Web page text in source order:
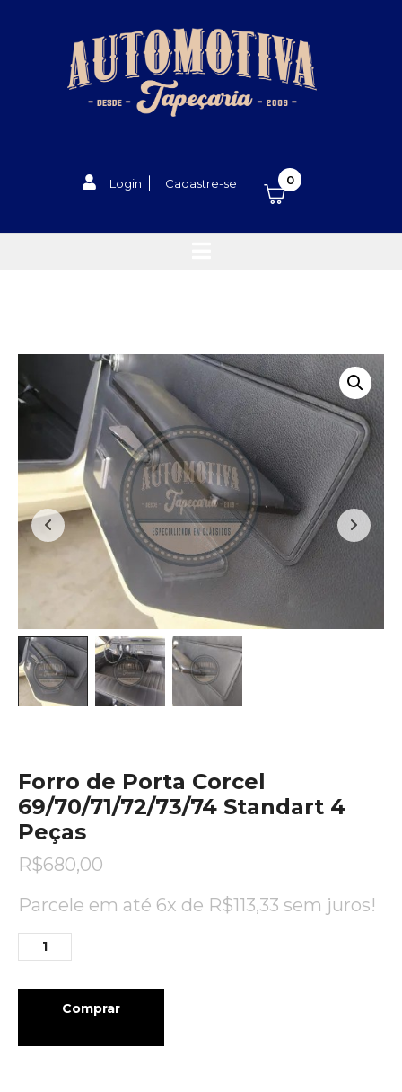
Login Cadastre-se 0
Forro de Porta Corcel
69/70/71/72/73/74 Standart 4
Peças
R$680,00
Parcele em até 6x de R$113,33 sem juros!
Comprar